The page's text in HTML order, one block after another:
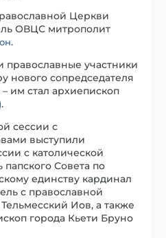
Церкви
ОВЦС митрополит
.
православные участники
нового сопредседателя
им стал архиепископ
.
сессии с
выступили
с католической
Совета по
единству кардинал
с православной
Иов, а также
города Кьети Бруно